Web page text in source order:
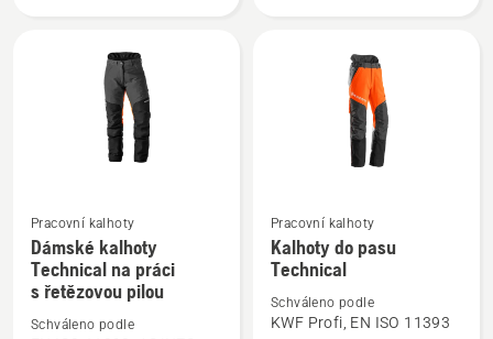
Zobrazit
více
informací
Dámské
Pracovní kalhoty
Dámské kalhoty
Technical na práci
s řetězovou pilou
Schváleno podle
Zobrazit
více
informací
Kalhoty
Pracovní kalhoty
Kalhoty do pasu
Technical
Schváleno podle
KWF Profi, EN ISO 11393